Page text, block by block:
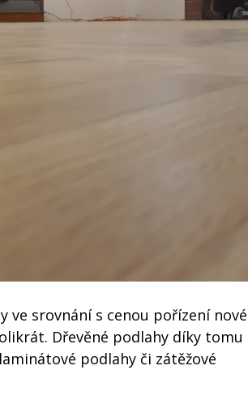
ve srovnání s cenou pořízení nové
Dřevěné podlahy díky tomu
podlahy či zátěžové